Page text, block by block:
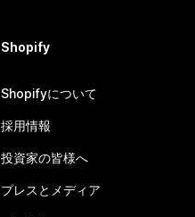
Shopify
Shopifyについて
採用情報
投資家の皆様へ
プレスとメディア